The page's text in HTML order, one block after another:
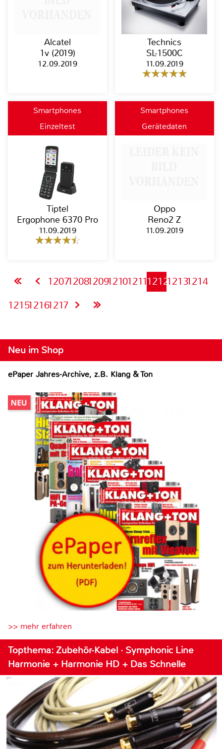
Alcatel
1v (2019)
12.09.2019
Technics
SL-1500C
11.09.2019
Smartphones
Einzeltest
Tiptel
Ergophone 6370 Pro
11.09.2019
Smartphones
Gerätedaten
Oppo
Reno2 Z
11.09.2019
12071208120912101211121212131214
121512161217
Neu im Shop
ePaper Jahres-Archive, z.B. Klang & Ton
>> mehr erfahren
Topthema: Zubehör-Kabel · Symphonic Line
Harmonie + Harmonie HD + Das Schnelle